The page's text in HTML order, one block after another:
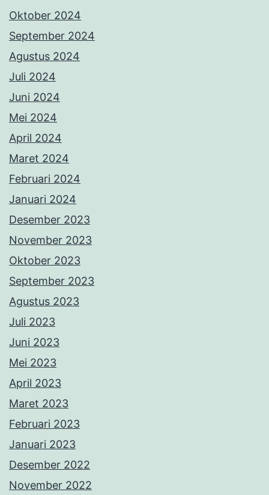
Oktober 2024
September 2024
Agustus 2024
Juli 2024
Juni 2024
Mei 2024
April 2024
Maret 2024
Februari 2024
Januari 2024
Desember 2023
November 2023
Oktober 2023
September 2023
Agustus 2023
Juli 2023
Juni 2023
Mei 2023
April 2023
Maret 2023
Februari 2023
Januari 2023
Desember 2022
November 2022